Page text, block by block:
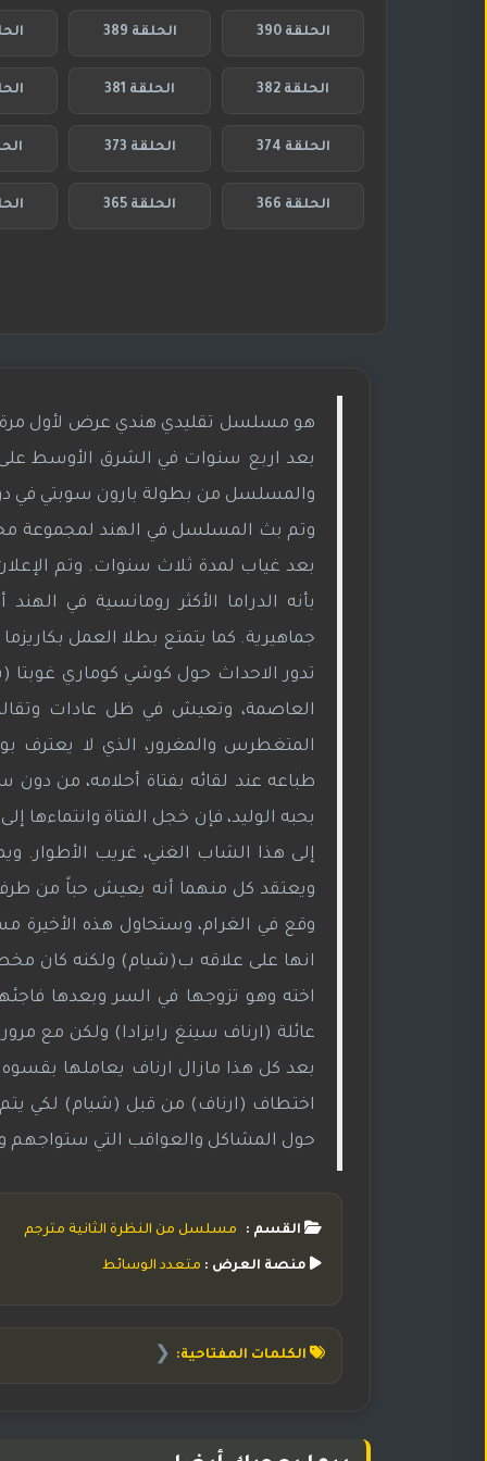
الحلقة 390 الحلقة 389
الحلقة 382 الحلقة 381
الحلقة 374 الحلقة 373
الحلقة 366 الحلقة 365
بعد اربع سنوات في الشرق الأوسط على
والمسلسل من بطولة بارون سوبتي في دور
بعد غياب لمدة ثلاث سنوات. وتم
بأنه الدراما الأكثر رومانسية في
جماهيرية. كما يتمتع بطلا العمل
تدور الاحداث حول كوشي كوماري غوبتا
العاصمة، وتعيش في ظل عادات
المتغطرس والمغرور، الذي لا يعترف
طباعه عند لقائه بفتاة أحلامه، من
بحبه الوليد، فإن خجل الفتاة
إلى هذا الشاب الغني، غريب الأطوار.
ويعتقد كل منهما أنه يعيش حباً من طرف
وقع في الغرام، وستحاول هذه الأخيرة
انها على علاقه ب(شيام) ولكنه كان
اخته وهو تزوجها في السر وبعدها
عائلة (ارناف سينغ رايزادا) ولكن مع مرور
بعد كل هذا مازال ارناف يعاملها
اختطاف (ارناف) من قبل (شيام) لكي
حول المشاكل والعواقب التي ستواجهم
القسم : مسلسل من النظرة الثانية مترجم
منصة العرض : متعدد الوسائط
الكلمات المفتاحية: ❮